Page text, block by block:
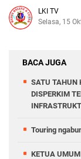
LKI TV
Selasa, 15
BACA JUGA
SATU TAHUN
DISPERKIM
Touring
KETUA